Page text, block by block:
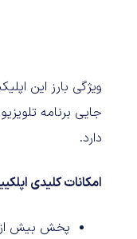
ویژگی بارز این
جایی برنامه
دارد.
امکانات کلیدی
پخش بیش از ۱۳۰ شبکه رادیویی و تلویزیونی صدا و سیما